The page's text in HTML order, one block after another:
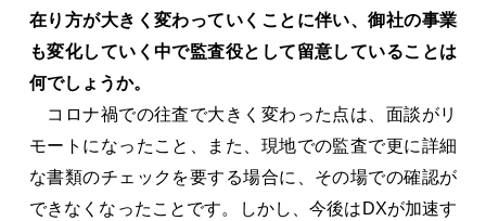
在り方が大きく変わっていくことに伴い、御社の事業
も変化していく中で監査役として留意していることは
何でしょうか。
コロナ禍での往査で大きく変わった点は、面談がリ
モートになったこと、また、現地での監査で更に詳細
な書類のチェックを要する場合に、その場での確認が
できなくなったことです。しかし、今後はDXが加速す